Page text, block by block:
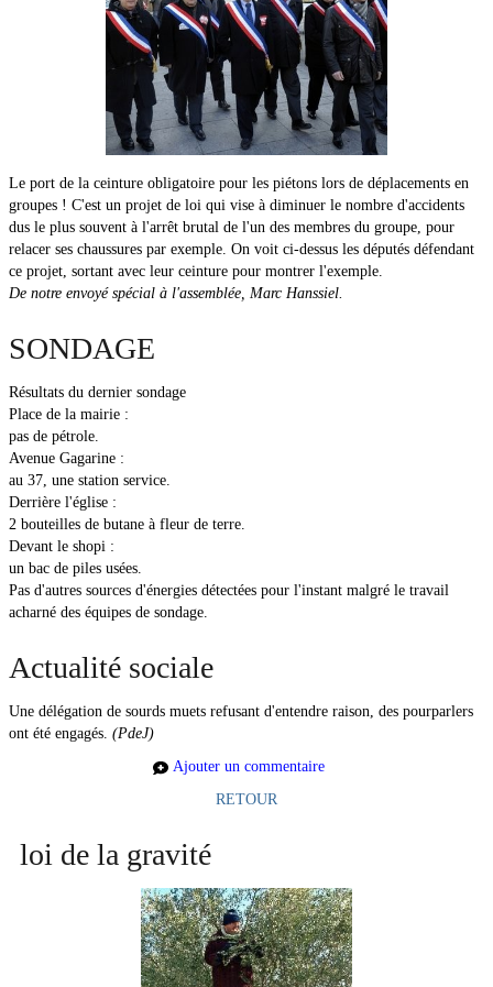
Le port de la ceinture obligatoire pour les piétons lors de déplacements en
groupes ! C'est un projet de loi qui vise à diminuer le nombre d'accidents
dus le plus souvent à l'arrêt brutal de l'un des membres du groupe, pour
relacer ses chaussures par exemple. On voit ci-dessus les députés défendant
ce projet, sortant avec leur ceinture pour montrer l'exemple.
De notre envoyé spécial à l'assemblée, Marc Hanssiel.
SONDAGE
Résultats du dernier sondage
Place de la mairie :
pas de pétrole.
Avenue Gagarine :
au 37, une station service.
Derrière l'église :
2 bouteilles de butane à fleur de terre.
Devant le shopi :
un bac de piles usées.
Pas d'autres sources d'énergies détectées pour l'instant malgré le travail
acharné des équipes de sondage.
Actualité sociale
Une délégation de sourds muets refusant d'entendre raison, des pourparlers
ont été engagés. (PdeJ)
Ajouter un commentaire
RETOUR
loi de la gravité